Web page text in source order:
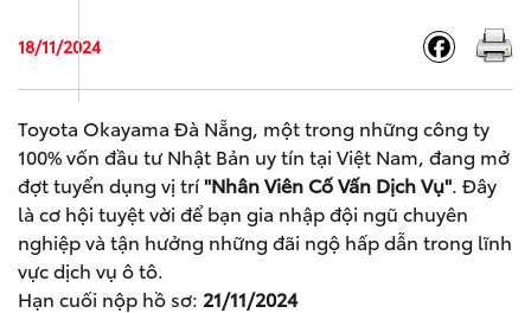
18/11/2024
Toyota Okayama Đà Nẵng, một trong những công ty
100% vốn đầu tư Nhật Bản uy tín tại Việt Nam, đang mở
đợt tuyển dụng vị trí"Nhân Viên Cố Vấn Dịch Vụ". Đây
là cơ hội tuyệt vời để bạn gia nhập đội ngũ chuyên
nghiệp và tận hưởng những đãi ngộ hấp dẫn trong lĩnh
vực dịch vụ ô tô.
Hạn cuối nộp hồ sơ: 21/11/2024